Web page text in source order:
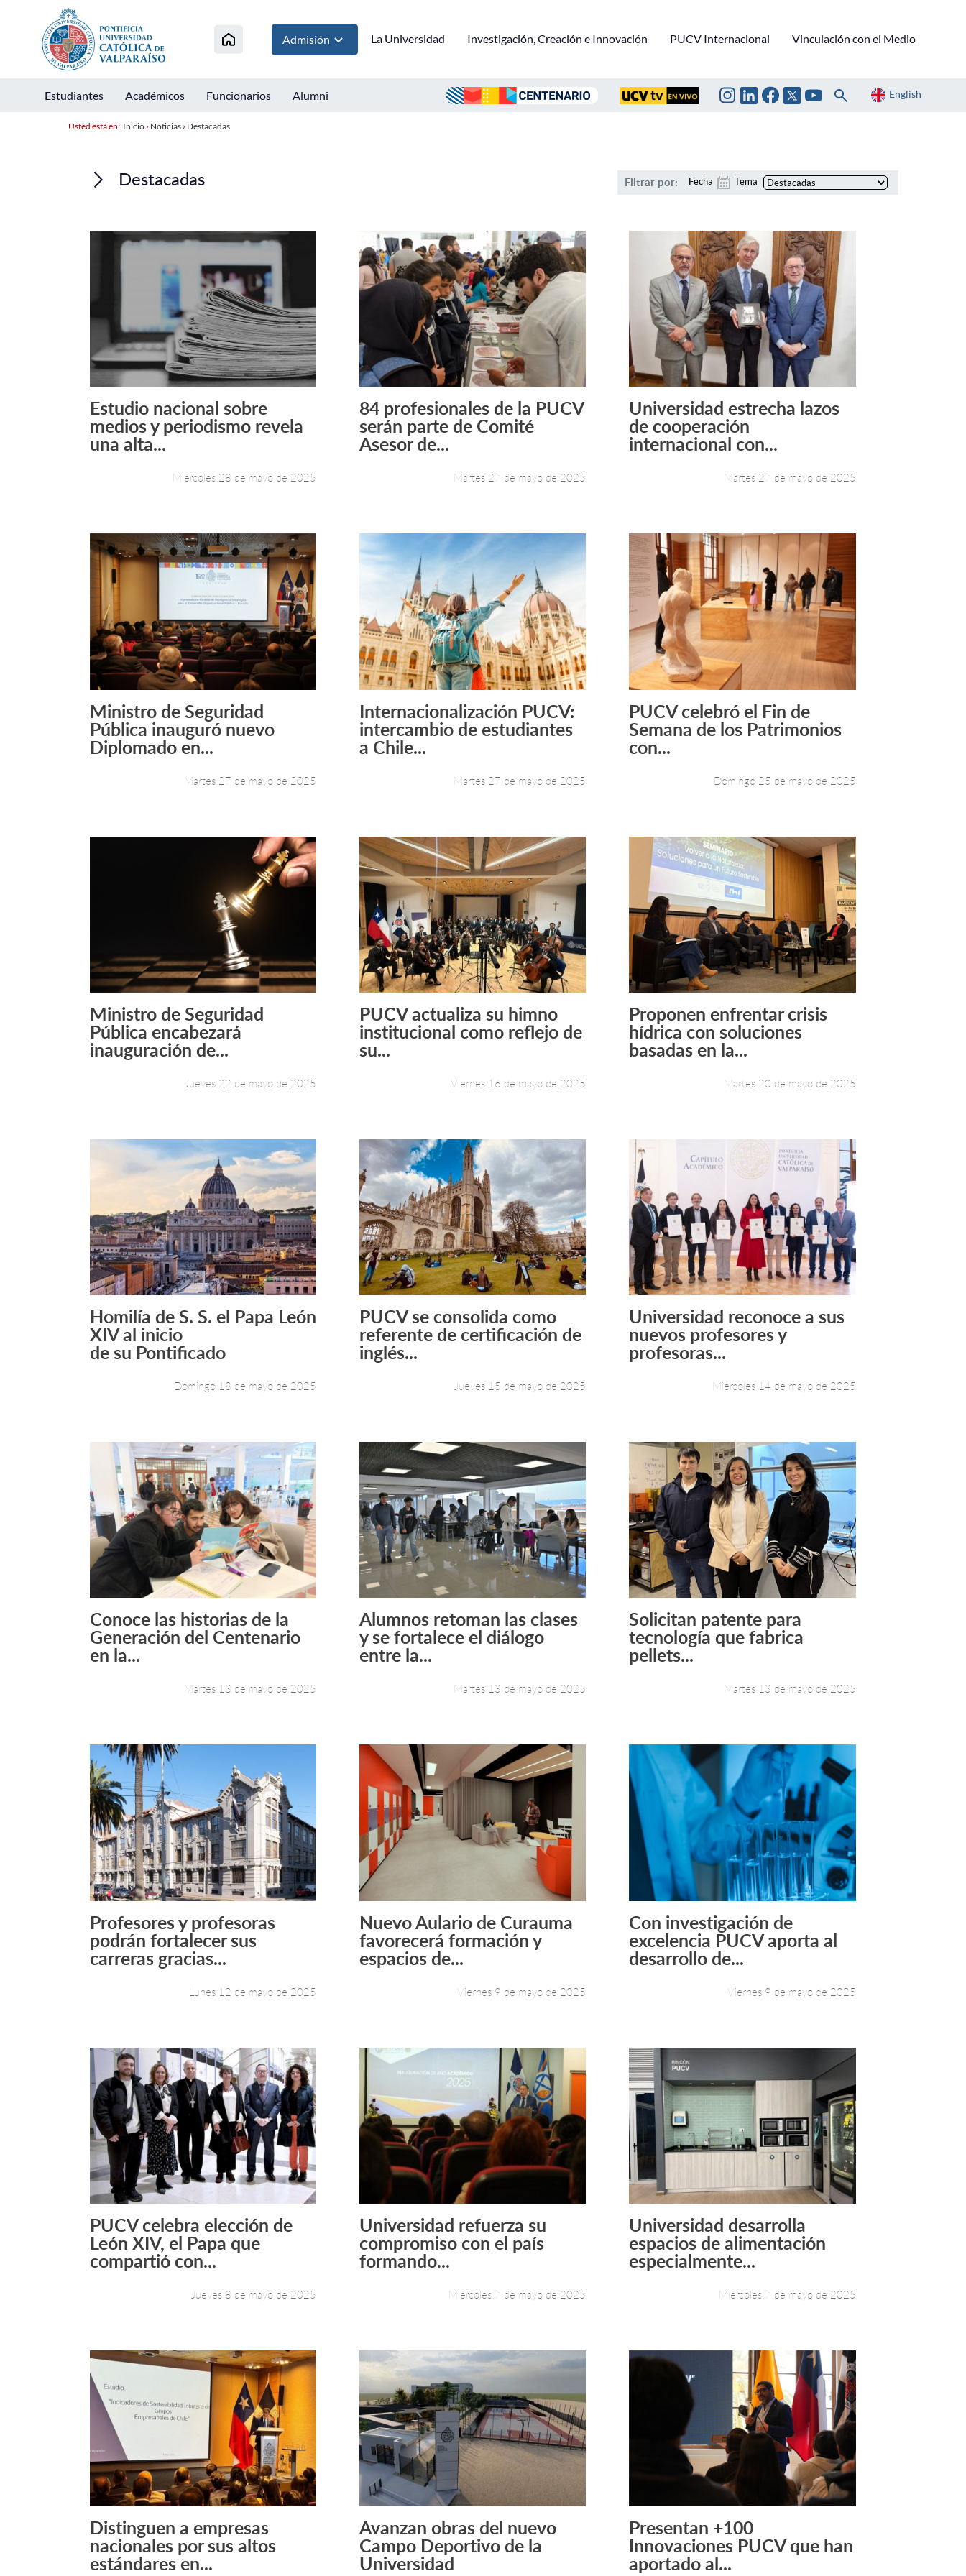
Admisión La Universidad Investigación, Creación e Innovación PUCV Internacional Vinculación con el Medio
Estudiantes Académicos Funcionarios Alumni English
Usted está en: Inicio› Noticias› Destacadas
Destacadas Filtrar por: Fecha Tema
Leer más +
Estudio nacional sobre
medios y periodismo revela
una alta...
Miércoles 28 de mayo de 2025
Leer más +
84 profesionales de la PUCV
serán parte de Comité
Asesor de...
Martes 27 de mayo de 2025
Leer más +
Universidad estrecha lazos
de cooperación
internacional con...
Martes 27 de mayo de 2025
Leer más +
Ministro de Seguridad
Pública inauguró nuevo
Diplomado en...
Martes 27 de mayo de 2025
Leer más +
Internacionalización PUCV:
intercambio de estudiantes
a Chile...
Martes 27 de mayo de 2025
Leer más +
PUCV celebró el Fin de
Semana de los Patrimonios
con...
Domingo 25 de mayo de 2025
Leer más +
Ministro de Seguridad
Pública encabezará
inauguración de...
Jueves 22 de mayo de 2025
Leer más +
PUCV actualiza su himno
institucional como reflejo de
su...
Viernes 16 de mayo de 2025
Leer más +
Proponen enfrentar crisis
hídrica con soluciones
basadas en la...
Martes 20 de mayo de 2025
Leer más +
Homilía de S. S. el Papa León
XIV al inicio
de su Pontificado
Domingo 18 de mayo de 2025
Leer más +
PUCV se consolida como
referente de certificación de
inglés...
Jueves 15 de mayo de 2025
Leer más +
Universidad reconoce a sus
nuevos profesores y
profesoras...
Miércoles 14 de mayo de 2025
Leer más +
Conoce las historias de la
Generación del Centenario
en la...
Martes 13 de mayo de 2025
Leer más +
Alumnos retoman las clases
y se fortalece el diálogo
entre la...
Martes 13 de mayo de 2025
Leer más +
Solicitan patente para
tecnología que fabrica
pellets...
Martes 13 de mayo de 2025
Leer más +
Profesores y profesoras
podrán fortalecer sus
carreras gracias...
Lunes 12 de mayo de 2025
Leer más +
Nuevo Aulario de Curauma
favorecerá formación y
espacios de...
Viernes 9 de mayo de 2025
Leer más +
Con investigación de
excelencia PUCV aporta al
desarrollo de...
Viernes 9 de mayo de 2025
Leer más +
PUCV celebra elección de
León XIV, el Papa que
compartió con...
Jueves 8 de mayo de 2025
Leer más +
Universidad refuerza su
compromiso con el país
formando...
Miércoles 7 de mayo de 2025
Leer más +
Universidad desarrolla
espacios de alimentación
especialmente...
Miércoles 7 de mayo de 2025
Leer más +
Distinguen a empresas
nacionales por sus altos
estándares en...
Leer más +
Avanzan obras del nuevo
Campo Deportivo de la
Universidad
Leer más +
Presentan +100
Innovaciones PUCV que han
aportado al...